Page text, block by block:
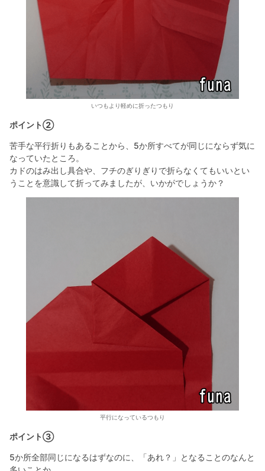
いつもより軽めに折ったつもり
ポイント②
苦手な平行折りもあることから、5か所すべてが同じにならず気に
なっていたところ。
カドのはみ出し具合や、フチのぎりぎりで折らなくてもいいとい
うことを意識して折ってみましたが、いかがでしょうか？
平行になっているつもり
ポイント③
5か所全部同じになるはずなのに、「あれ？」となることのなんと